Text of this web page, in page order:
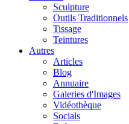
Sculpture
Outils Traditionnels
Tissage
Teintures
Autres
Articles
Blog
Annuaire
Galeries d'Images
Vidéothèque
Socials